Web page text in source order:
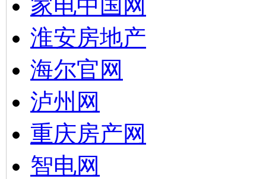
家电中国网
淮安房地产
海尔官网
泸州网
重庆房产网
智电网